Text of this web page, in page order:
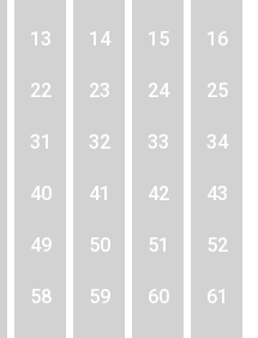
13 14 15 16
22 23 24 25
31 32 33 34
40 41 42 43
49 50 51 52
58 59 60 61